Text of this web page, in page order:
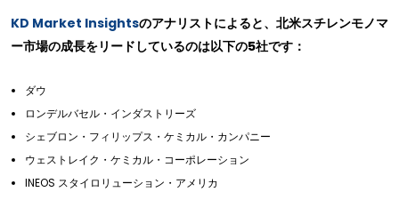
KD Market Insightsのアナリストによると、北米スチレンモノマ
ー市場の成長をリードしているのは以下の5社です：
ダウ
ロンデルバセル・インダストリーズ
シェブロン・フィリップス・ケミカル・カンパニー
ウェストレイク・ケミカル・コーポレーション
INEOS スタイロリューション・アメリカ